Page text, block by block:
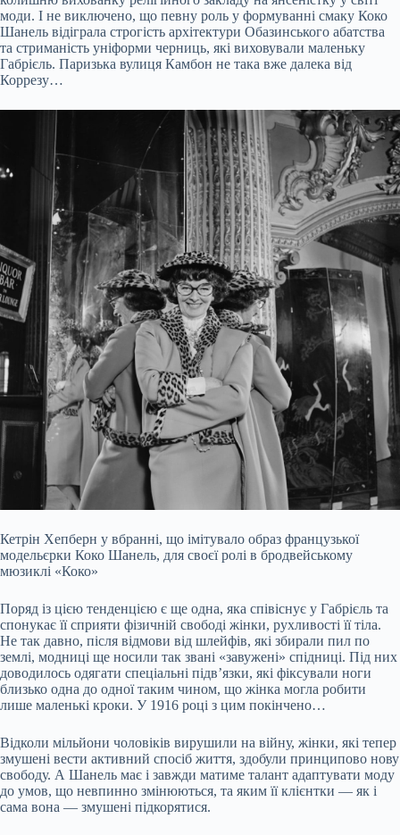
моди. І не виключено, що певну роль у формуванні смаку Коко
Шанель відіграла строгість архітектури Обазинського абатства
та стриманість уніформи черниць, які виховували маленьку
Габрієль. Паризька вулиця Камбон не така вже далека від
Коррезу…
Кетрін Хепберн у вбранні, що імітувало образ французької
модельєрки Коко Шанель, для своєї ролі в бродвейському
мюзиклі «Коко»
Поряд із цією тенденцією є ще одна, яка співіснує у Габрієль та
спонукає її сприяти фізичній свободі жінки, рухливості її тіла.
Не так давно, після відмови від шлейфів, які збирали пил по
землі, модниці ще носили так звані «завужені» спідниці. Під них
доводилось одягати спеціальні підв’язки, які фіксували ноги
близько одна до одної таким чином, що жінка могла робити
лише маленькі кроки. У 1916 році з цим покінчено…
Відколи мільйони чоловіків вирушили на війну, жінки, які тепер
змушені вести активний спосіб життя, здобули принципово нову
свободу. А Шанель має і завжди матиме талант адаптувати моду
до умов, що невпинно змінюються, та яким її клієнтки — як і
сама вона — змушені підкорятися.